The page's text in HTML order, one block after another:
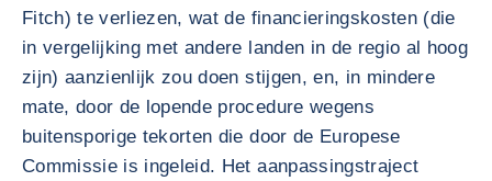
Fitch) te verliezen, wat de financieringskosten (die
in vergelijking met andere landen in de regio al hoog
zijn) aanzienlijk zou doen stijgen, en, in mindere
mate, door de lopende procedure wegens
buitensporige tekorten die door de Europese
Commissie is ingeleid. Het aanpassingstraject